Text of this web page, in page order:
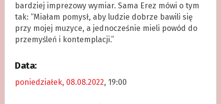
bardziej imprezowy wymiar. Sama Erez mówi o tym
tak: “Miałam pomysł, aby ludzie dobrze bawili się
przy mojej muzyce, a jednocześnie mieli powód do
przemyśleń i kontemplacji.”
Data:
poniedziałek, 08.08.2022, 19:00